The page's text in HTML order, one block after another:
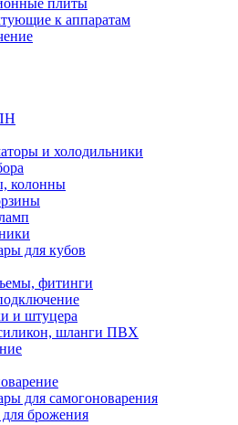
плиты
к аппаратам
и холодильники
колонны
для кубов
фитинги
и штуцера
шланги ПВХ
для самогоноварения
брожения